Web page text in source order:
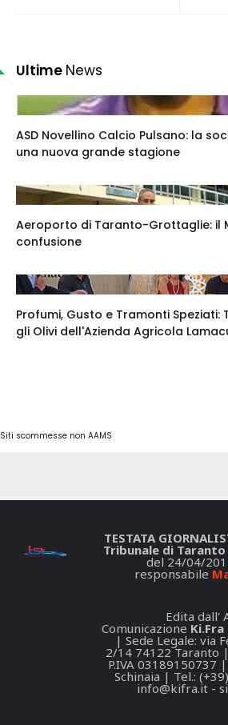
Ultime News
ASD Novellino Calcio Pulsano: la
una nuova grande stagione
Aeroporto di Taranto-Grottaglie: il
confusione
Profumi, Gusto e Tramonti
gli Olivi dell'Azienda Agricola
Siti scommesse non AAMS
TESTATA
Tribunale di Taranto
del 24/04/
responsabile
Edita dall'
Comunicazione
| Sede Legale: via
2/14 74122 Taranto
P.IVA 03189150737
Schinaia | Tel.:
info@kifra.it -